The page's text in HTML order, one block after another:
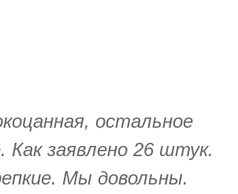
остальное
Как заявлено 26 штук.
Мы довольны.